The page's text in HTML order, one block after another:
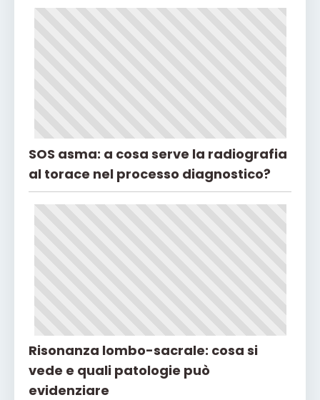
SOS asma: a cosa serve la radiografia
al torace nel processo diagnostico?
Risonanza lombo-sacrale: cosa si
vede e quali patologie può
evidenziare